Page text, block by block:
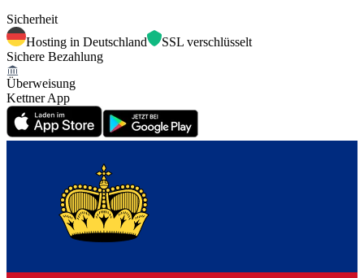
Sicherheit
Hosting in Deutschland
SSL verschlüsselt
Sichere Bezahlung
Überweisung
Kettner App